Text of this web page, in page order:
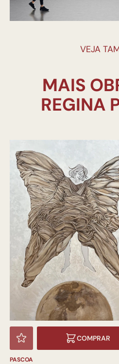
VEJA
MAIS
COMPRAR
PASCOA